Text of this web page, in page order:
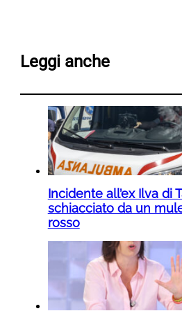
Leggi anche
Incidente all’ex Ilva di
schiacciato da un
rosso